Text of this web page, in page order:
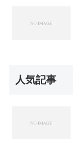
人気記事